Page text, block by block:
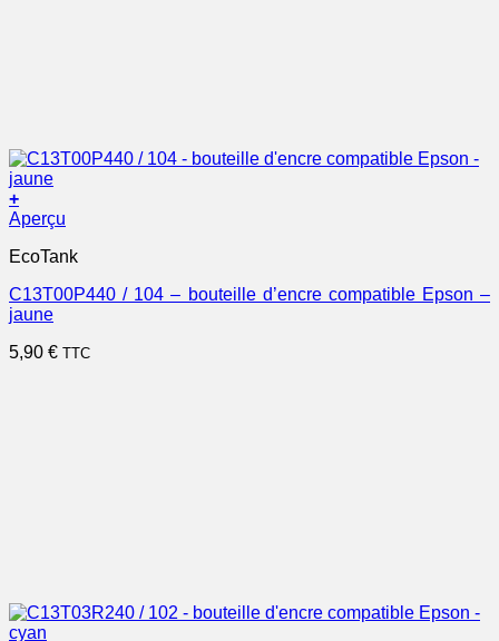
+
Aperçu
EcoTank
C13T00P440 / 104 – bouteille d’encre compatible Epson –
jaune
5,90 € TTC